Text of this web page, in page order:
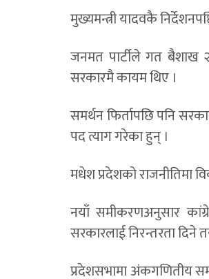
मुख्यमन्त्री यादवकै
जनमत पार्टीले गत बैशाख
सरकारमै कायम थिए ।
समर्थन फिर्तापछि पनि
पद त्याग गरेका हुन् ।
मधेश प्रदेशको राजनीतिमा
नयाँ समीकरणअनुसार
सरकारलाई निरन्तरता दिने
प्रदेशसभामा अंकगणितीय